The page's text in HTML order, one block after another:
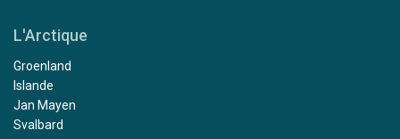
L'Arctique
Groenland
Islande
Jan Mayen
Svalbard